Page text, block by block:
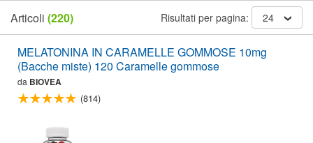
Articoli (220) Risultati per pagina: 24
MELATONINA IN CARAMELLE GOMMOSE 10mg
(Bacche miste) 120 Caramelle gommose
da BIOVEA
(814)